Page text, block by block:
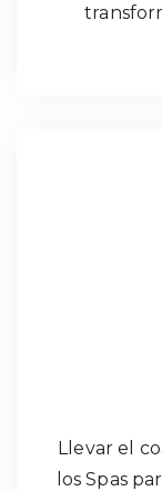
Llevar el
los Spas